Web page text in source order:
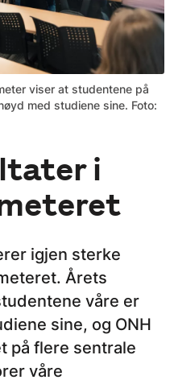
viser at studentene på
med studiene sine. Foto:
i
igjen sterke
Årets
våre er
sine, og ONH
på flere sentrale
våre